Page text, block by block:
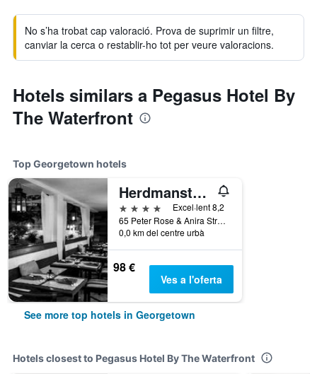
No s’ha trobat cap valoració. Prova de suprimir un filtre,
canviar la cerca o restablir-ho tot per veure valoracions.
Hotels similars a Pegasus Hotel By
The Waterfront
Top Georgetown hotels
Herdmanston Lodge
4 estrelles
Excel·lent 8,2
65 Peter Rose & Anira Streets, Georgetown, Guyana
0,0 km del centre urbà
98 €
Ves a l'oferta
See more top hotels in Georgetown
Hotels closest to Pegasus Hotel By The Waterfront